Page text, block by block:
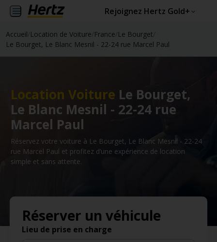
Rejoignez Hertz Gold+
Accueil Location de Voiture France Le Bourget
Le Bourget, Le Blanc Mesnil - 22-24 rue Marcel Paul
Location Voiture Le Bourget,
Le Blanc Mesnil - 22-24 rue
Marcel Paul
Réservez votre voiture à Le Bourget, Le Blanc Mesnil - 22-24
rue Marcel Paul et profitez d’une expérience de location
simple et sans attente.
Réserver un véhicule
Lieu de prise en charge